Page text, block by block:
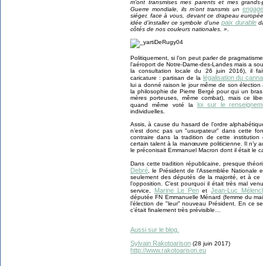
m’ont transmises mes parents et mes
Guerre mondiale, ils m’ont transmis un
siéger, face à vous, devant ce drapeau
idée d’installer ce symbole d’unepaix durable
côtés de nos couleurs nationales. »
Politiquement, si l’on peut parler de
l’aéroport de Notre-Dame-des-Landes mais a
la consultation locale du 26 juin 2016), il
caricature : partisan de la légalisation du
lui a donné raison le jour même de son
la philosophie de Pierre Bergé pour qui un
mères porteuses, même combat), mais ce
quand même voté la loi sur le
individuelles.
Assis, à cause du hasard de l’ordre
n’est donc pas un "usurpateur" dans cette
contraire dans la tradition de cette
certain talent à la manœuvre politicienne. Il n’y
le préconisait Emmanuel Macron dont il était le
Dans cette tradition républicaine, presque
Debré , le Président de l’Assemblée
seulement des députés de la majorité, et à
l’opposition. C’est pourquoi il était très mal
service,
Marine Le PenetJean-Luc
députée FN Emmanuelle Ménard (femme du
l’élection de "leur" nouveau Président. En ce
c’était finalement très prévisible…
Aussi sur le blog.
Sylvain Rakotoarison (28 juin 2017)
http://www.rakotoarison.eu